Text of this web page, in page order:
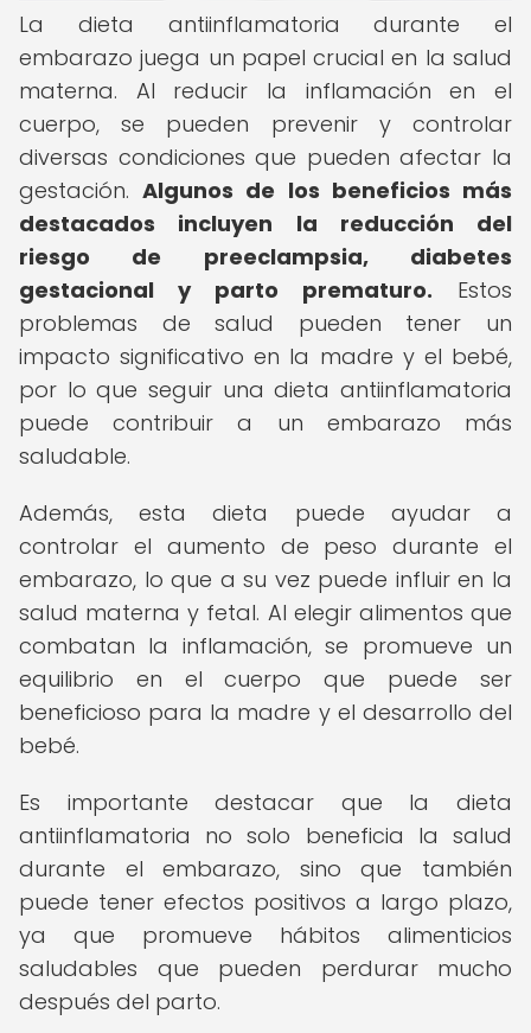
La dieta antiinflamatoria durante el
embarazo juega un papel crucial en la salud
materna. Al reducir la inflamación en el
cuerpo, se pueden prevenir y controlar
diversas condiciones que pueden afectar la
gestación.Algunos de los beneficios más
destacados incluyen la reducción del
riesgo de preeclampsia, diabetes
gestacional y parto prematuro. Estos
problemas de salud pueden tener un
impacto significativo en la madre y el bebé,
por lo que seguir una dieta antiinflamatoria
puede contribuir a un embarazo más
saludable.
Además, esta dieta puede ayudar a
controlar el aumento de peso durante el
embarazo, lo que a su vez puede influir en la
salud materna y fetal. Al elegir alimentos que
combatan la inflamación, se promueve un
equilibrio en el cuerpo que puede ser
beneficioso para la madre y el desarrollo del
bebé.
Es importante destacar que la dieta
antiinflamatoria no solo beneficia la salud
durante el embarazo, sino que también
puede tener efectos positivos a largo plazo,
ya que promueve hábitos alimenticios
saludables que pueden perdurar mucho
después del parto.